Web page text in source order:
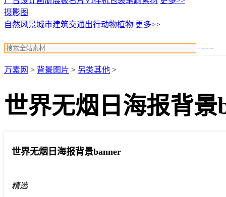
摄影图
自然风景城市建筑交通出行动物植物 更多>>
万素网 > 背景图片 > 另类其他 >
世界无烟日海报背景
世界无烟日海报背景banner
精选